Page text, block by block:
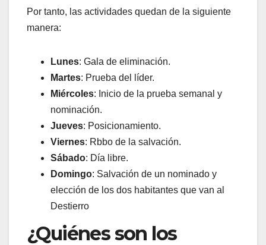
Por tanto, las actividades quedan de la siguiente
manera:
Lunes: Gala de eliminación.
Martes: Prueba del líder.
Miércoles: Inicio de la prueba semanal y
nominación.
Jueves: Posicionamiento.
Viernes: Rbbo de la salvación.
Sábado: Día libre.
Domingo: Salvación de un nominado y
elección de los dos habitantes que van al
Destierro
¿Quiénes son los